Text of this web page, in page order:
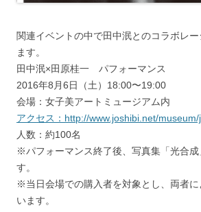
関連イベントの中で田中泯とのコラボレ
ます。
田中泯×田原桂一 パフォーマンス
2016年8月6日（土）18:00〜19:00
会場：女子美アートミュージアム内
アクセス：http://www.joshibi.net/
人数：約100名
※パフォーマンス終了後、写真集「光合成
す。
※当日会場での購入者を対象とし、両者
います。